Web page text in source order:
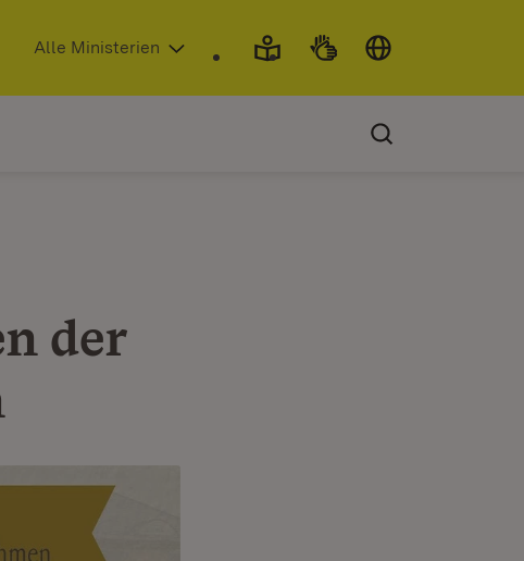
in neuem Fenster)
Alle Ministerien
der